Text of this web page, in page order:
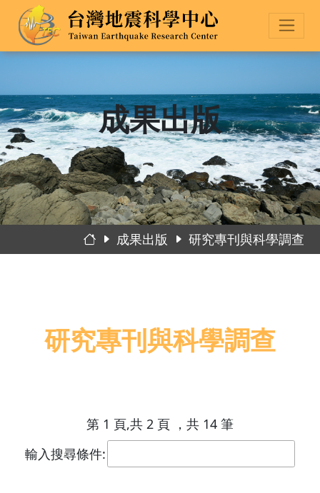
成果出版
第 1 頁,共 2 頁 ，共 14 筆